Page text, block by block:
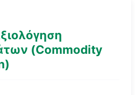
(Commodity